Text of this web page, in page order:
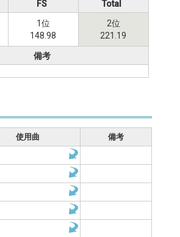
FS
1位
148.98
Total
2位
221.19
備考
使用曲 備考